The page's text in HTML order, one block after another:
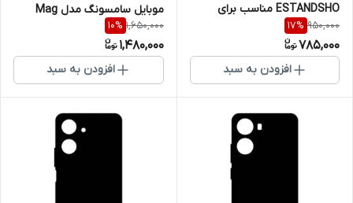
ESTANDSHO مناسب برای
A35
950,000
17%
785,000
افزودن به سبد
موبایل سامسونگ مدل Mag
Armor S25 Ultra
1,650,000
10%
1,480,000
افزودن به سبد